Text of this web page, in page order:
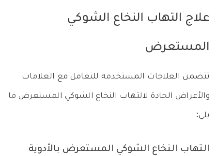
علاج التهاب النخاع الشوكي
المستعرض
تتضمن العلاجات المستخدمة للتعامل مع العلامات
والأعراض الحادة لالتهاب النخاع الشوكي المستعرض ما
يلي:
التهاب النخاع الشوكي المستعرض بالأدوية